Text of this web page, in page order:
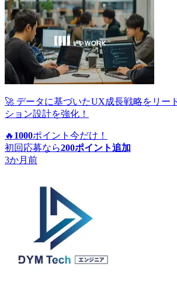
🚀 データに基づいたUX成長戦略をリー
ション設計を強化！
🔥 1000ポイント 今だけ！
初回応募なら200ポイント追加
3か月前